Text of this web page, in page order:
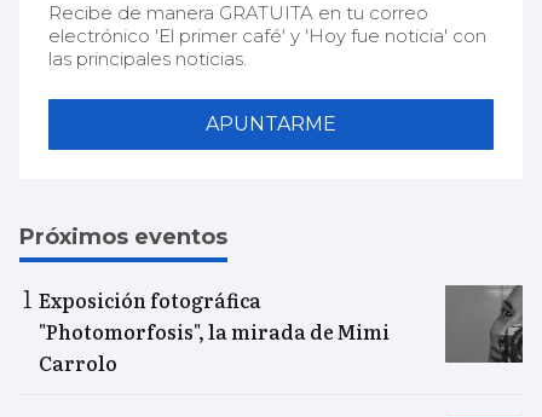
Recibe de manera GRATUITA en tu correo
electrónico 'El primer café' y 'Hoy fue noticia' con
las principales noticias.
APUNTARME
Próximos eventos
Exposición fotográfica
"Photomorfosis", la mirada de Mimi
Carrolo